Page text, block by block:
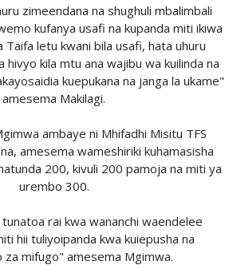
zimeendana na shughuli mbalimbali
kufanya usafi na kupanda miti ikiwa
Taifa letu kwani bila usafi, hata uhuru
kila mtu ana wajibu wa kuilinda na
kuepukana na janga la ukame"
amesema Makilagi.
ambaye ni Mhifadhi Misitu TFS
amesema wameshiriki kuhamasisha
200, kivuli 200 pamoja na miti ya
urembo 300.
tunatoa rai kwa wananchi waendelee
hii tuliyoipanda kwa kuiepusha na
za mifugo" amesema Mgimwa.